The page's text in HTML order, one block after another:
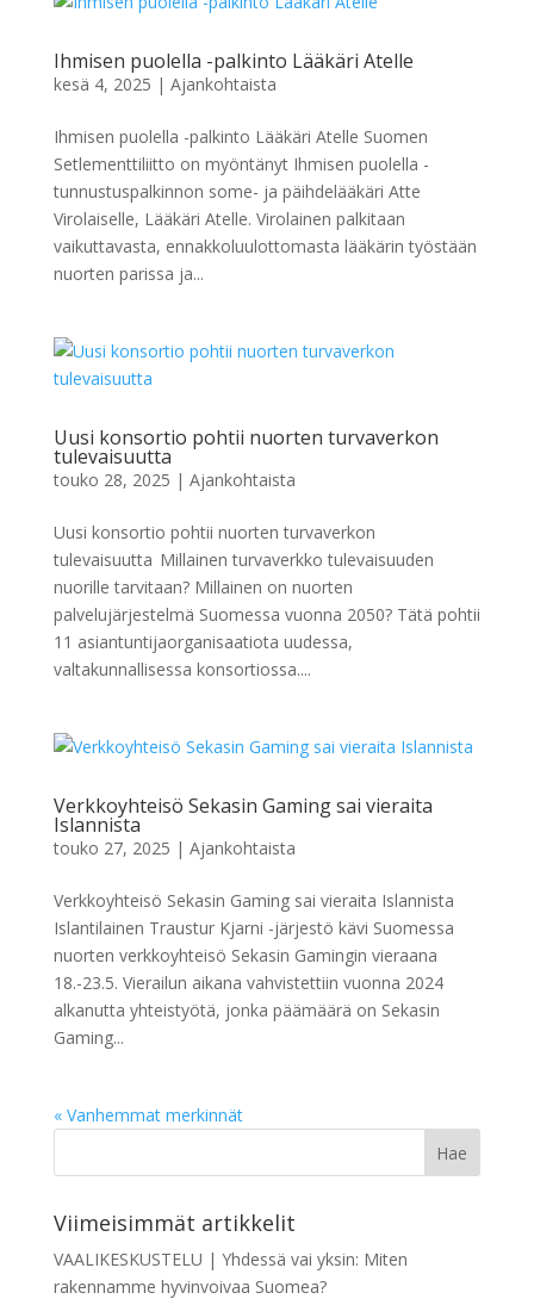
Ihmisen puolella -palkinto Lääkäri Atelle
kesä 4, 2025 | Ajankohtaista
Ihmisen puolella -palkinto Lääkäri Atelle Suomen
Setlementtiliitto on myöntänyt Ihmisen puolella -
tunnustuspalkinnon some- ja päihdelääkäri Atte
Virolaiselle, Lääkäri Atelle. Virolainen palkitaan
vaikuttavasta, ennakkoluulottomasta lääkärin työstään
nuorten parissa ja...
Uusi konsortio pohtii nuorten turvaverkon
tulevaisuutta
touko 28, 2025 | Ajankohtaista
Uusi konsortio pohtii nuorten turvaverkon
tulevaisuutta Millainen turvaverkko tulevaisuuden
nuorille tarvitaan? Millainen on nuorten
palvelujärjestelmä Suomessa vuonna 2050? Tätä pohtii
11 asiantuntijaorganisaatiota uudessa,
valtakunnallisessa konsortiossa....
Verkkoyhteisö Sekasin Gaming sai vieraita
Islannista
touko 27, 2025 | Ajankohtaista
Verkkoyhteisö Sekasin Gaming sai vieraita Islannista
Islantilainen Traustur Kjarni -järjestö kävi Suomessa
nuorten verkkoyhteisö Sekasin Gamingin vieraana
18.-23.5. Vierailun aikana vahvistettiin vuonna 2024
alkanutta yhteistyötä, jonka päämäärä on Sekasin
Gaming...
« Vanhemmat merkinnät
Viimeisimmät artikkelit
VAALIKESKUSTELU | Yhdessä vai yksin: Miten
rakennamme hyvinvoivaa Suomea?